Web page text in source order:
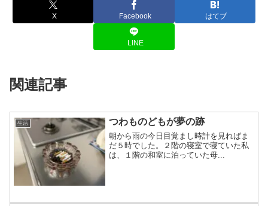
X Facebook はてブ
LINE
関連記事
生活 つわものどもが夢の跡
朝から雨の今日目覚まし時計を見ればま
だ５時でした。２階の寝室で寝ていた私
は、１階の和室に泊っていた母...